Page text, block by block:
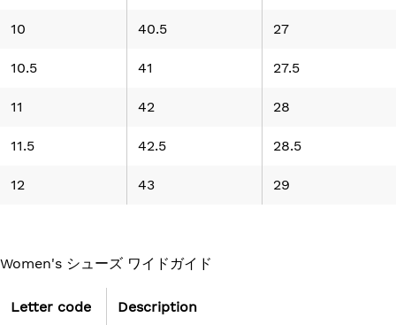
10 40.5 27
10.5 41 27.5
11 42 28
11.5 42.5 28.5
12 43 29
Women's シューズ ワイドガイド
Letter code Description